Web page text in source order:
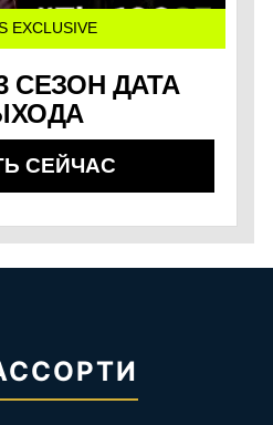
EXCLUSIVE
СЕЗОН ДАТА
СЕЙЧАС